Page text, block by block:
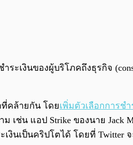
ระเงินของผู้บริโภคถึงธุรกิจ
ที่คล้ายกัน โดยเพิ่มตัวเลือกการช
เช่น แอป Strike ของนาย Jack
เงินเป็นคริปโตได้ โดยที่